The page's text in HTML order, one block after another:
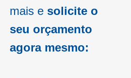
mais e solicite o
seu orçamento
agora mesmo: